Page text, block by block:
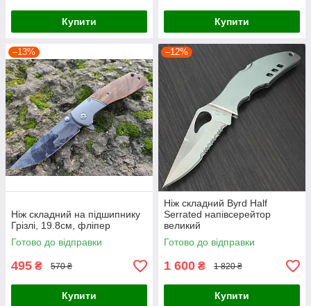
Купити Купити
–13%
Ніж складний на підшипнику
Грізлі, 19.8см, фліпер
Готово до відправки
495 ₴ 570 ₴
Купити
–12%
Ніж складний Byrd Half
Serrated напівсерейтор
великий
Готово до відправки
1 600 ₴ 1 820 ₴
Купити